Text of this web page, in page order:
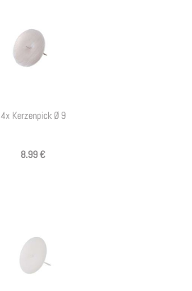
4x Kerzenpick Ø 9
8.99 €